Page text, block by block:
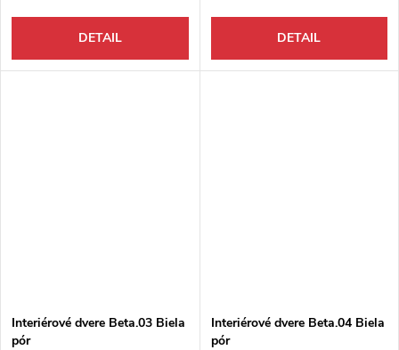
DETAIL DETAIL
Interiérové dvere Beta.03 Biela
pór
Interiérové dvere Beta.04 Biela
pór